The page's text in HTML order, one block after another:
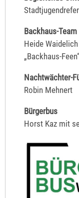
Backhaus-Team
Heide
„Backhaus-
Nachtwächter-
Robin Mehnert
Bürgerbus
Horst Kaz mit